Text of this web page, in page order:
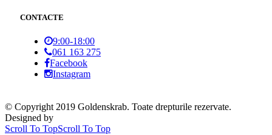
CONTACTE
9:00-18:00
061 163 275
Facebook
Instagram
© Copyright 2019 Goldenskrab. Toate drepturile rezervate.
Designed by
Scroll To TopScroll To Top